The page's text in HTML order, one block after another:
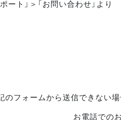
ート」＞「お問い合わせ」より
のフォームから送信できない場
お電話での